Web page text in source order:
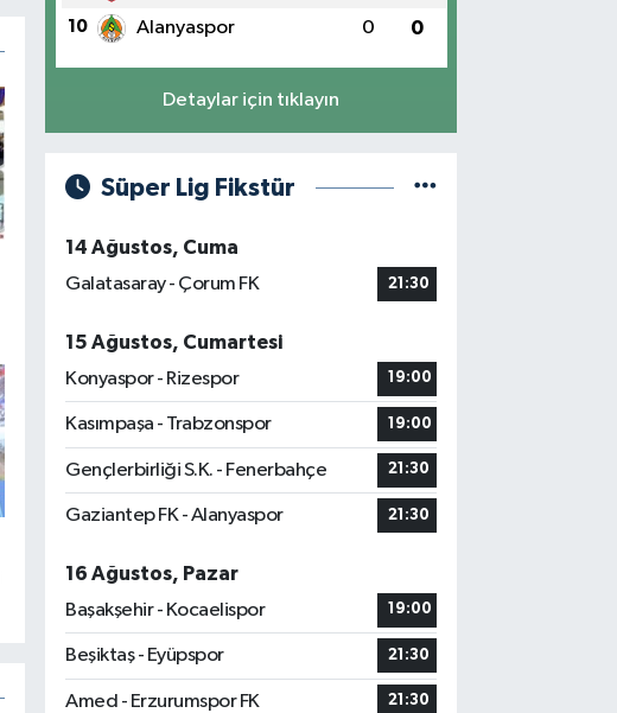
10 Alanyaspor 0 0
Detaylar için tıklayın
Süper Lig Fikstür
14 Ağustos, Cuma
Galatasaray - Çorum FK
21:30
15 Ağustos, Cumartesi
Konyaspor - Rizespor
19:00
Kasımpaşa - Trabzonspor 19:00
Gençlerbirliği S.K. - Fenerbahçe 21:30
Gaziantep FK - Alanyaspor 21:30
16 Ağustos, Pazar
Başakşehir - Kocaelispor
19:00
Beşiktaş - Eyüpspor 21:30
Amed - Erzurumspor FK 21:30